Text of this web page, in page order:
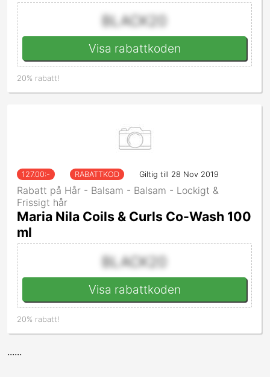
BLACK20
Visa rabattkoden
20% rabatt!
127.00:- RABATTKOD Giltig till 28 Nov 2019
Rabatt på Hår - Balsam - Balsam - Lockigt &
Frissigt hår
Maria Nila Coils & Curls Co-Wash 100
ml
BLACK20
Visa rabattkoden
20% rabatt!
......